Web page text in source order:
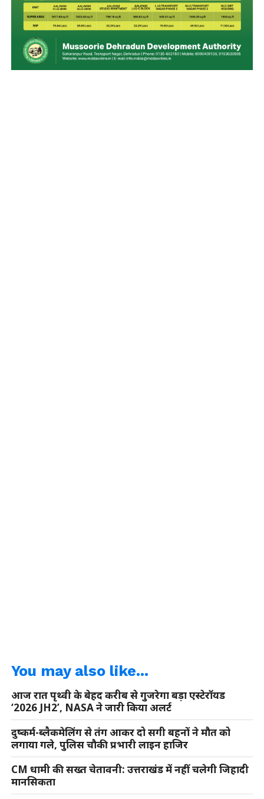
You may also like...
आज रात पृथ्वी के बेहद करीब से गुजरेगा बड़ा एस्टेरॉयड
‘2026 JH2’, NASA ने जारी किया अलर्ट
दुष्कर्म-ब्लैकमेलिंग से तंग आकर दो सगी बहनों ने मौत को
लगाया गले, पुलिस चौकी प्रभारी लाइन हाजिर
CM धामी की सख्त चेतावनी: उत्तराखंड में नहीं चलेगी जिहादी
मानसिकता